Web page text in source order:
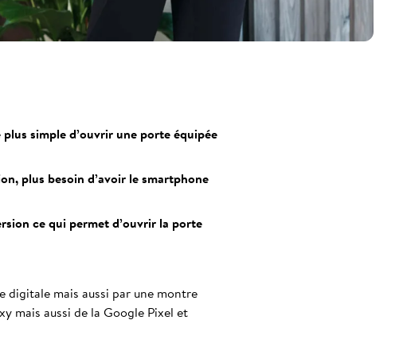
simple d’ouvrir une porte équipée
plus besoin d’avoir le smartphone
ce qui permet d’ouvrir la porte
digitale mais aussi par une montre
mais aussi de la Google Pixel et